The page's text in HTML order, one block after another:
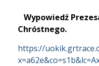
Wypowiedź
Chróstnego.
https://